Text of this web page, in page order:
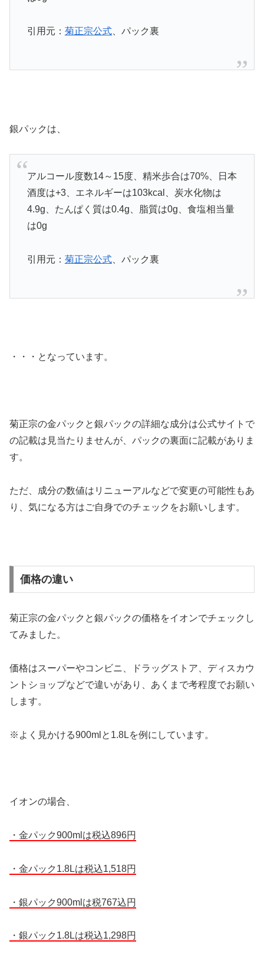
引用元： 菊正宗公式、パック裏
銀パックは、
アルコール度数14～15度、精米歩合は70%、日本
酒度は+3、エネルギーは103kcal、炭水化物は
4.9g、たんぱく質は0.4g、脂質は0g、食塩相当量
は0g
引用元： 菊正宗公式、パック裏
・・・となっています。
菊正宗の金パックと銀パックの詳細な成分は公式サイトで
の記載は見当たりませんが、パックの裏面に記載がありま
す。
ただ、成分の数値はリニューアルなどで変更の可能性もあ
り、気になる方はご自身でのチェックをお願いします。
価格の違い
菊正宗の金パックと銀パックの価格をイオンでチェックし
てみました。
価格はスーパーやコンビニ、ドラッグストア、ディスカウ
ントショップなどで違いがあり、あくまで考程度でお願い
します。
※よく見かける900mlと1.8Lを例にしています。
イオンの場合、
・金パック900mlは税込896円
・金パック1.8Lは税込1,518円
・銀パック900mlは税767込円
・銀パック1.8Lは税込1,298円